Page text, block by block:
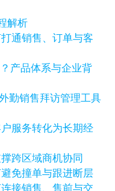
解析
通销售、订单与客
产品体系与企业背
勤销售拜访管理工具
服务转化为长期经
跨区域商机协同
免撞单与跟进断层
接销售、售前与交